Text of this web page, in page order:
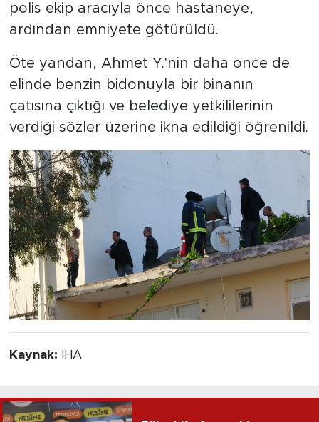
polis ekip aracıyla önce hastaneye,
ardından emniyete götürüldü.
Öte yandan, Ahmet Y.'nin daha önce de
elinde benzin bidonuyla bir binanın
çatısına çıktığı ve belediye yetkililerinin
verdiği sözler üzerine ikna edildiği öğrenildi.
Kaynak: İHA